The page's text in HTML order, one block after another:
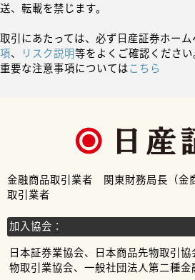
送、転載を禁じます。
取引にあたっては、必ず日産証券ホーム
項、 リスク説明等をよくご確認ください
重要な注意事項についてはこちら
金融商品取引業者 関東財務局長（
取引業者
加入協会：
日本証券業協会、日本商品先物取引
物取引業協会、一般社団法人第二種金